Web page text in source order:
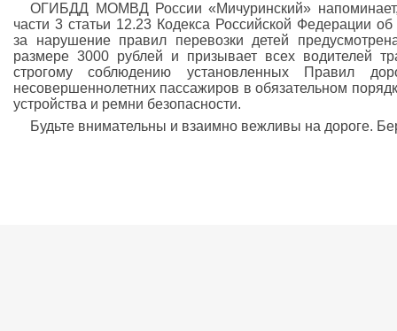
ОГИБДД МОМВД России «Мичуринский» напоминает,
части 3 статьи 12.23 Кодекса Российской Федерации
за нарушение правил перевозки детей
размере 3000 рублей и призывает всех водителей
строгому соблюдению установленных Правил
несовершеннолетних пассажиров в обязательном
устройства и ремни безопасности.
Будьте внимательны и взаимно вежливы на дороге.